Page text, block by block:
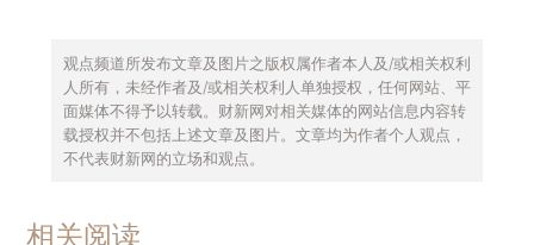
观点频道所发布文章及图片之版权属作者本人及/或相关权利
人所有，未经作者及/或相关权利人单独授权，任何网站、平
面媒体不得予以转载。财新网对相关媒体的网站信息内容转
载授权并不包括上述文章及图片。文章均为作者个人观点，
不代表财新网的立场和观点。
相关阅读